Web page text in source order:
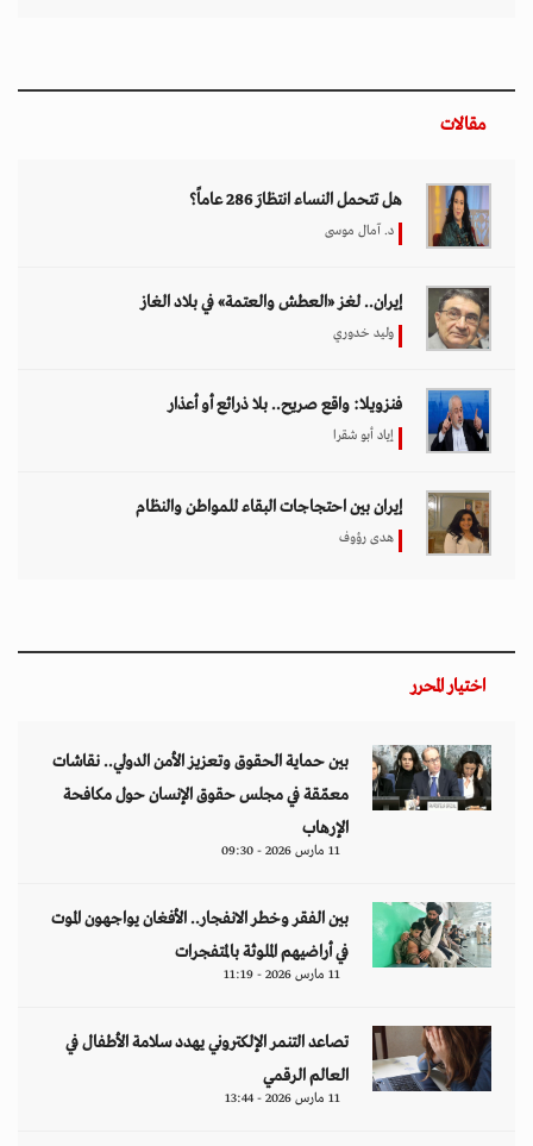
مقالات
هل تتحمل النساء انتظارَ 286 عاماً؟
د. آمال موسى
إيران.. لغز «العطش والعتمة» في بلاد الغاز
وليد خدوري
فنزويلا: واقع صريح.. بلا ذرائع أو أعذار
إياد أبو شقرا
إيران بين احتجاجات البقاء للمواطن والنظام
هدى رؤوف
اختيار المحرر
بين حماية الحقوق وتعزيز الأمن الدولي.. نقاشات
معمّقة في مجلس حقوق الإنسان حول مكافحة
الإرهاب
11 مارس 2026 - 09:30
بين الفقر وخطر الانفجار.. الأفغان يواجهون الموت
في أراضيهم الملوثة بالمتفجرات
11 مارس 2026 - 11:19
تصاعد التنمر الإلكتروني يهدد سلامة الأطفال في
العالم الرقمي
11 مارس 2026 - 13:44